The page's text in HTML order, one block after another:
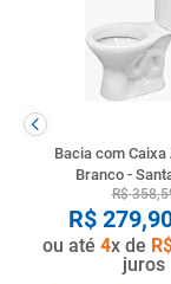
Bacia com
Branco -
R$ 358,
R$ 279,
ou até 4x de
juros